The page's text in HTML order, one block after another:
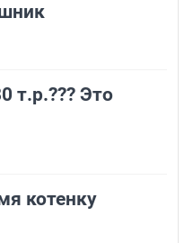
т.р.??? Это
котенку